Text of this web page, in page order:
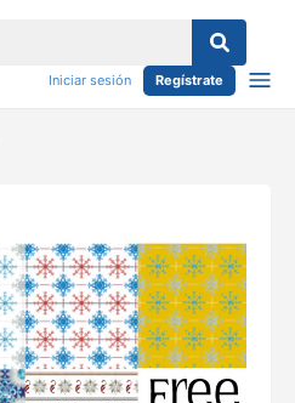
Iniciar sesión Regístrate